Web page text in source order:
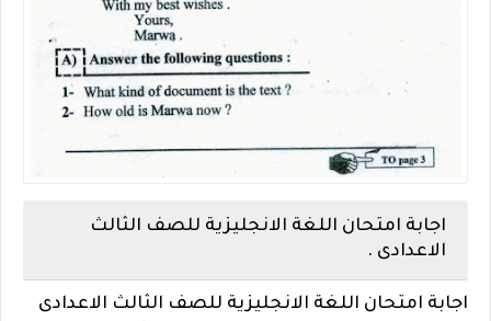
اجابة امتحان اللغة الانجليزية للصف الثالث
الاعدادى .
اجابة امتحان اللغة الانجليزية للصف الثالث الاعدادى